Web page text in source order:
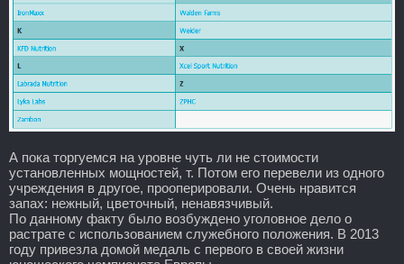
А пока торгуемся на уровне чуть ли не стоимости
установленных мощностей, т. Потом его перевели из одного
учреждения в другое, прооперировали. Очень нравится
запах: нежный, цветочный, ненавязчивый.
По данному факту было возбуждено уголовное дело о
растрате с использованием служебного положения. В 2013
году привезла домой медаль с первого в своей жизни